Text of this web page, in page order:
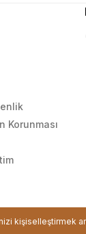
kişiselleştirmek
Korunması
ile